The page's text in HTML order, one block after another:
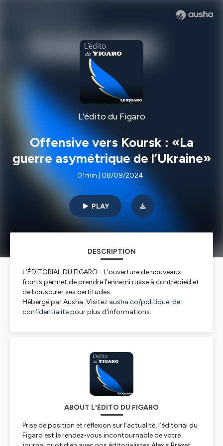
L'édito du Figaro
Offensive vers Koursk : «La
guerre asymétrique de l’Ukraine»
01min | 08/09/2024
PLAY
DESCRIPTION
L’ÉDITORIAL DU FIGARO - L'ouverture de nouveaux
fronts permet de prendre l'ennemi russe à contrepied et
de bousculer ses certitudes.
Hébergé par Ausha. Visitez ausha.co/politique-de-
confidentialitepour plus d'informations.
ABOUT L'ÉDITO DU FIGARO
Prise de position et réflexion sur l’actualité, l’éditorial du
Figaro est le rendez-vous incontournable de votre